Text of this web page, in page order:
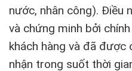
nước, nhân công). Điều
và chứng minh bởi
khách hàng và đã được
nhận trong suốt thời